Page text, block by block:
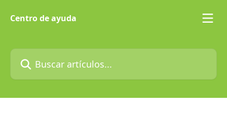
Centro de ayuda
Buscar artículos...